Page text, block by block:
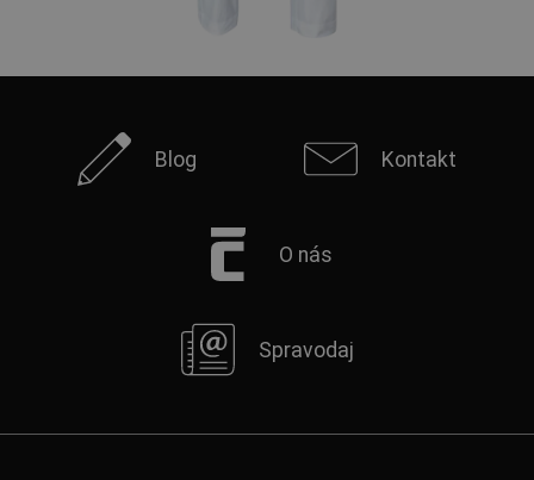
Blog Kontakt
O nás
Spravodaj